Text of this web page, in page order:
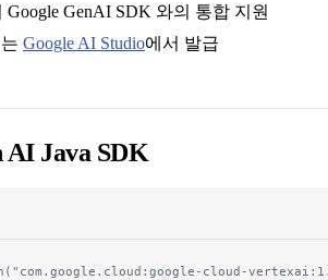
Google GenAI SDK 와의 통합 지원
Google AI Studio에서 발급
AI Java SDK
cloud-